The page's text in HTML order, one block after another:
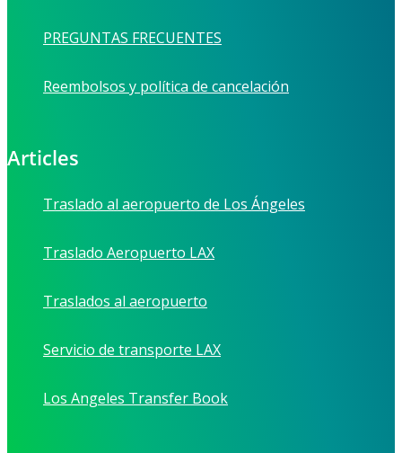
PREGUNTAS FRECUENTES
Reembolsos y política de cancelación
Articles
Traslado al aeropuerto de Los Ángeles
Traslado Aeropuerto LAX
Traslados al aeropuerto
Servicio de transporte LAX
Los Angeles Transfer Book